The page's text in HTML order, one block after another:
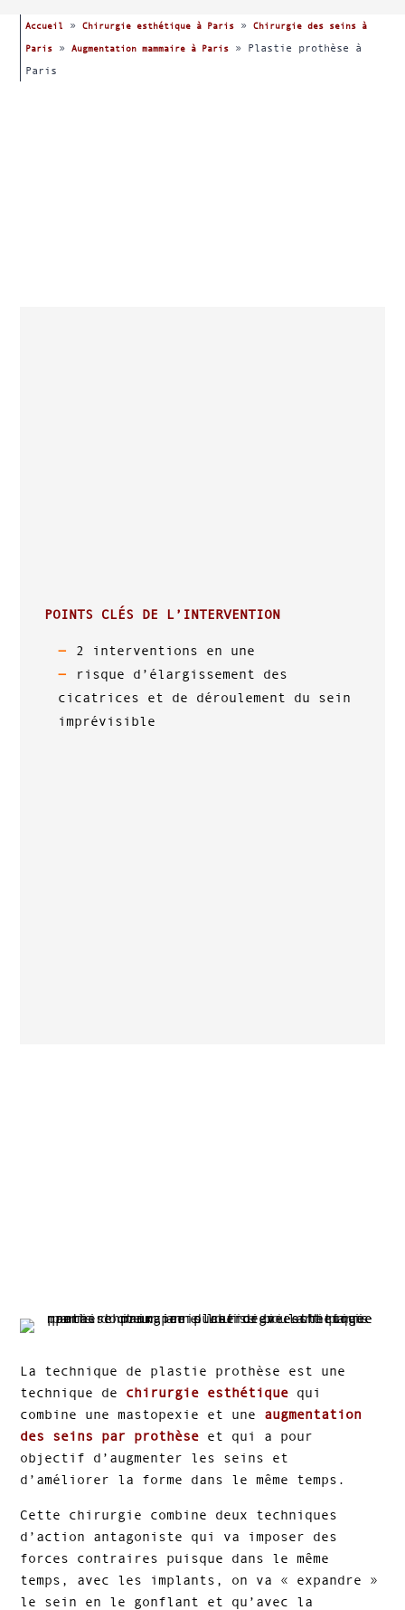
Accueil » Chirurgie esthétique à Paris» Chirurgie des seins à
Paris» Augmentation mammaire à Paris» Plastie prothèse à
Paris
POINTS CLÉS DE L’INTERVENTION
2 interventions en une
risque d’élargissement des
cicatrices et de déroulement du sein
imprévisible
La technique de plastie prothèse est une
technique de chirurgie esthétique qui
combine une mastopexie et une augmentation
des seins par prothèse et qui a pour
objectif d’augmenter les seins et
d’améliorer la forme dans le même temps.
Cette chirurgie combine deux techniques
d’action antagoniste qui va imposer des
forces contraires puisque dans le même
temps, avec les implants, on va « expandre »
le sein en le gonflant et qu’avec la